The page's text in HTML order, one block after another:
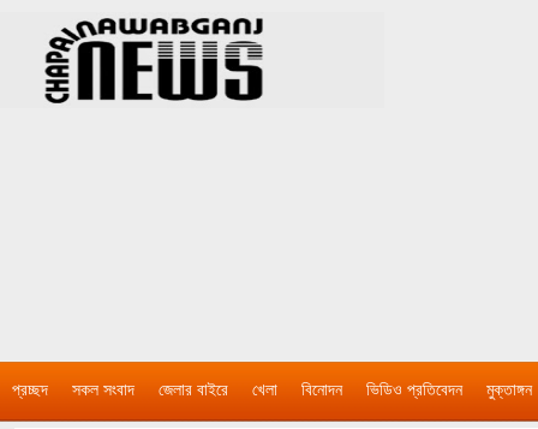
প্রচ্ছদ সকল সংবাদ জেলার বাইরে খেলা বিনোদন ভিডিও প্রতিবেদন মুক্তাঙ্গন